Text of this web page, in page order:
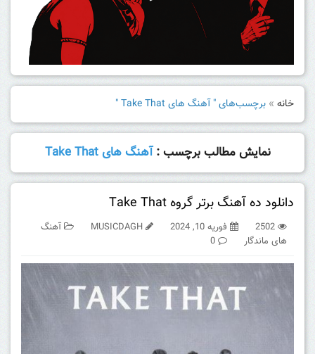
خانه » برچسب‌های " آهنگ های Take That "
نمایش مطالب برچسب :آهنگ های Take That
دانلود ده آهنگ برتر گروه Take That
2502 فوریه 10, 2024 MUSICDAGH
آهنگ
های ماندگار
0